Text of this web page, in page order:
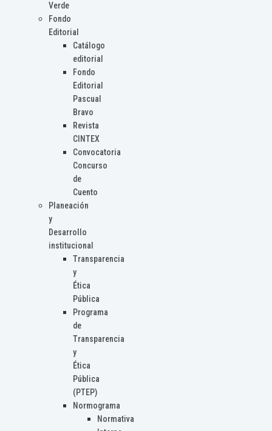
Verde
Fondo
Editorial
Catálogo
editorial
Fondo
Editorial
Pascual
Bravo
Revista
CINTEX
Convocatoria
Concurso
de
Cuento
Planeación
y
Desarrollo
institucional
Transparencia
y
Ética
Pública
Programa
de
Transparencia
y
Ética
Pública
(PTEP)
Normograma
Normativa